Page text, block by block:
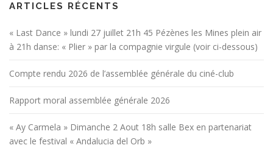
ARTICLES RÉCENTS
« Last Dance » lundi 27 juillet 21h 45 Pézènes les Mines plein air
à 21h danse: « Plier » par la compagnie virgule (voir ci-dessous)
Compte rendu 2026 de l’assemblée générale du ciné-club
Rapport moral assemblée générale 2026
« Ay Carmela » Dimanche 2 Aout 18h salle Bex en partenariat
avec le festival « Andalucia del Orb »